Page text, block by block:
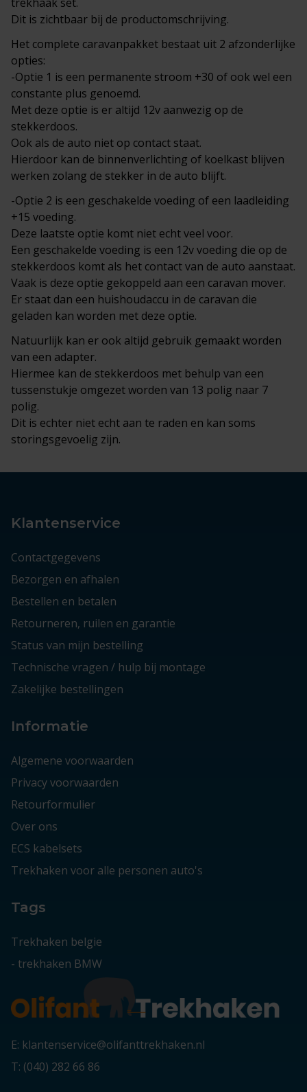
Dit is zichtbaar bij de productomschrijving.
Het complete caravanpakket bestaat uit 2 afzonderlijke
opties:
-Optie 1 is een permanente stroom +30 of ook wel een
constante plus genoemd.
Met deze optie is er altijd 12v aanwezig op de
stekkerdoos.
Ook als de auto niet op contact staat.
Hierdoor kan de binnenverlichting of koelkast blijven
werken zolang de stekker in de auto blijft.
-Optie 2 is een geschakelde voeding of een laadleiding
+15 voeding.
Deze laatste optie komt niet echt veel voor.
Een geschakelde voeding is een 12v voeding die op de
stekkerdoos komt als het contact van de auto aanstaat.
Vaak is deze optie gekoppeld aan een caravan mover.
Er staat dan een huishoudaccu in de caravan die
geladen kan worden met deze optie.
Natuurlijk kan er ook altijd gebruik gemaakt worden
van een adapter.
Hiermee kan de stekkerdoos met behulp van een
tussenstukje omgezet worden van 13 polig naar 7
polig.
Dit is echter niet echt aan te raden en kan soms
storingsgevoelig zijn.
Klantenservice
Contactgegevens
Bezorgen en afhalen
Bestellen en betalen
Retourneren, ruilen en garantie
Status van mijn bestelling
Technische vragen / hulp bij montage
Zakelijke bestellingen
Informatie
Algemene voorwaarden
Privacy voorwaarden
Retourformulier
Over ons
ECS kabelsets
Trekhaken voor alle personen auto's
Tags
Trekhaken belgie
- trekhaken BMW
E: klantenservice@olifanttrekhaken.nl
T: (040) 282 66 86